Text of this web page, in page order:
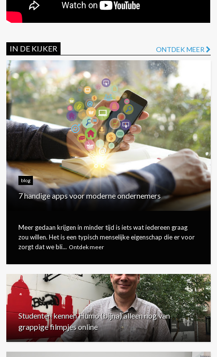
IN DE KIJKER ONTDEK MEER
blog
7 handige apps voor moderne ondernemers
Meer gedaan krijgen in minder tijd is iets wat iedereen graag
zou willen. Het is een typisch menselijke eigenschap die er voor
zorgt dat we bli... Ontdek meer
Studenten kennen Humo (bijna) alleen nog van
grappige filmpjes online